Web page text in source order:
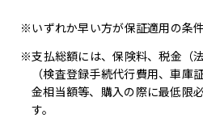
※いずれか早い方が保証適用の条件
※支払総額には、保険料、税金（
（検査登録手続代行費用、車
金相当額等、購入の際に最低限
す。